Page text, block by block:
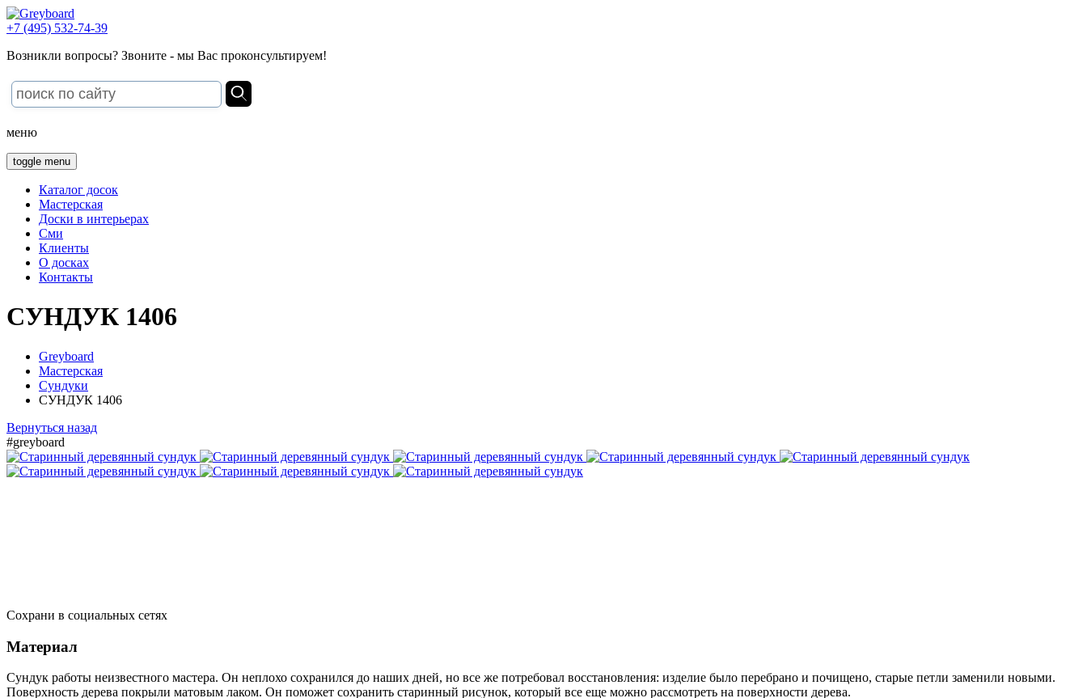
+7 (495) 532-74-39
Возникли вопросы? Звоните - мы Вас проконсультируем!
меню
toggle menu
Каталог досок
Мастерская
Доски в интерьерах
Сми
Клиенты
О досках
Контакты
СУНДУК 1406
Greyboard
Мастерская
Сундуки
СУНДУК 1406
Вернуться назад
#greyboard
Сохрани в социальных сетях
Материал
Сундук работы неизвестного мастера. Он неплохо сохранился до наших дней, но все же потребовал восстановления: изделие было перебрано и почищено, старые петли заменили новыми.
Поверхность дерева покрыли матовым лаком. Он поможет сохранить старинный рисунок, который все еще можно рассмотреть на поверхности дерева.